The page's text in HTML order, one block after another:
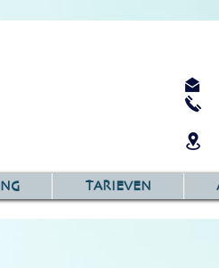
TARIEVEN